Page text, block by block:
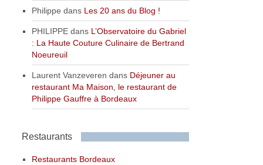
Philippe dans Les 20 ans du Blog !
PHILIPPE dans L’Observatoire du Gabriel
: La Haute Couture Culinaire de Bertrand
Noeureuil
Laurent Vanzeveren dans Déjeuner au
restaurant Ma Maison, le restaurant de
Philippe Gauffre à Bordeaux
Restaurants
Restaurants Bordeaux